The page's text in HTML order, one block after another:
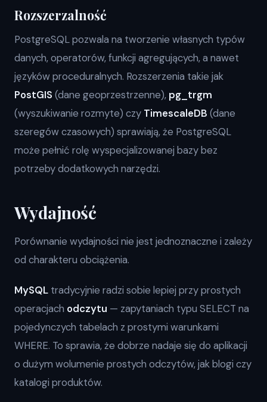
Rozszerzalność
PostgreSQL pozwala na tworzenie własnych typów
danych, operatorów, funkcji agregujących, a nawet
języków proceduralnych. Rozszerzenia takie jak
PostGIS (dane geoprzestrzenne), pg_trgm
(wyszukiwanie rozmyte) czy TimescaleDB (dane
szeregów czasowych) sprawiają, że PostgreSQL
może pełnić rolę wyspecjalizowanej bazy bez
potrzeby dodatkowych narzędzi.
Wydajność
Porównanie wydajności nie jest jednoznaczne i zależy
od charakteru obciążenia.
MySQL tradycyjnie radzi sobie lepiej przy prostych
operacjach odczytu — zapytaniach typu SELECT na
pojedynczych tabelach z prostymi warunkami
WHERE. To sprawia, że dobrze nadaje się do aplikacji
o dużym wolumenie prostych odczytów, jak blogi czy
katalogi produktów.